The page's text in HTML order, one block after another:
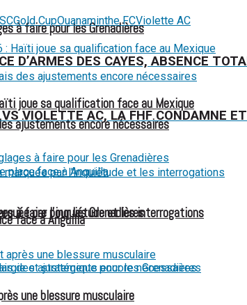
joue sa qualification face au Mexique
à faire pour les Grenadières
à faire pour les Grenadières
ajustements encore nécessaires
face à Anguilla
Gold CupOuanaminthe FCViolette AC
D’ARMES DES CAYES, ABSENCE
VIOLETTE AC, LA FHF CONDAMNE
par l’inquiétude et les interrogations
une blessure musculaire